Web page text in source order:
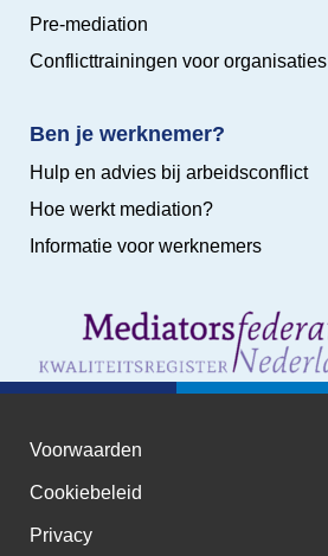
Pre-mediation
Conflicttrainingen voor organisaties
Ben je werknemer?
Hulp en advies bij arbeidsconflict
Hoe werkt mediation?
Informatie voor werknemers
Voorwaarden
Cookiebeleid
Privacy